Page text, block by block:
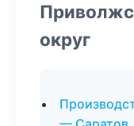
округ